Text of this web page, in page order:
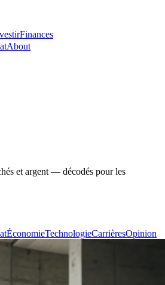
Finances
About
et argent — décodés pour les
ÉconomieTechnologieCarrièresOpinion